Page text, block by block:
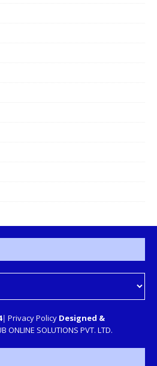
| Privacy Policy Designed &
ONLINE SOLUTIONS PVT. LTD.